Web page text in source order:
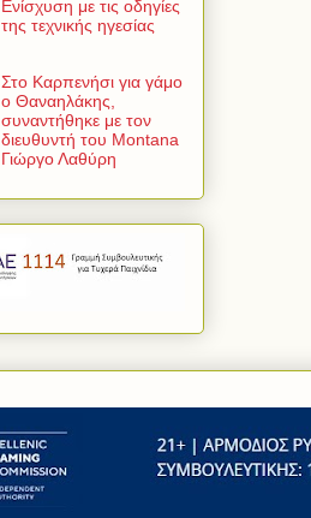
Ενίσχυση με τις οδηγίες
της τεχνικής ηγεσίας
Στο Καρπενήσι για γάμο
ο Θαναηλάκης,
συναντήθηκε με τον
διευθυντή του Montana
Γιώργο Λαθύρη